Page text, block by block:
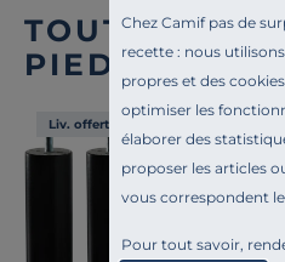
Chez Camif pas de
recette : nous
propres et des
optimiser les
élaborer des
proposer les articles
vous correspondent
Pour tout savoir,
TOUTE
PIEDS DE
Liv. offerte